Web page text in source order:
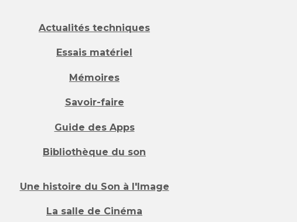
Actualités techniques
Essais matériel
Mémoires
Savoir-faire
Guide des Apps
Bibliothèque du son
Une histoire du Son à l'Image
La salle de Cinéma